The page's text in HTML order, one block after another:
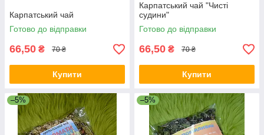
Карпатський чай
Готово до відправки
66,50 ₴ 70 ₴
Купити
Карпатський чай "Чисті
судини"
Готово до відправки
66,50 ₴ 70 ₴
Купити
–5% –5%